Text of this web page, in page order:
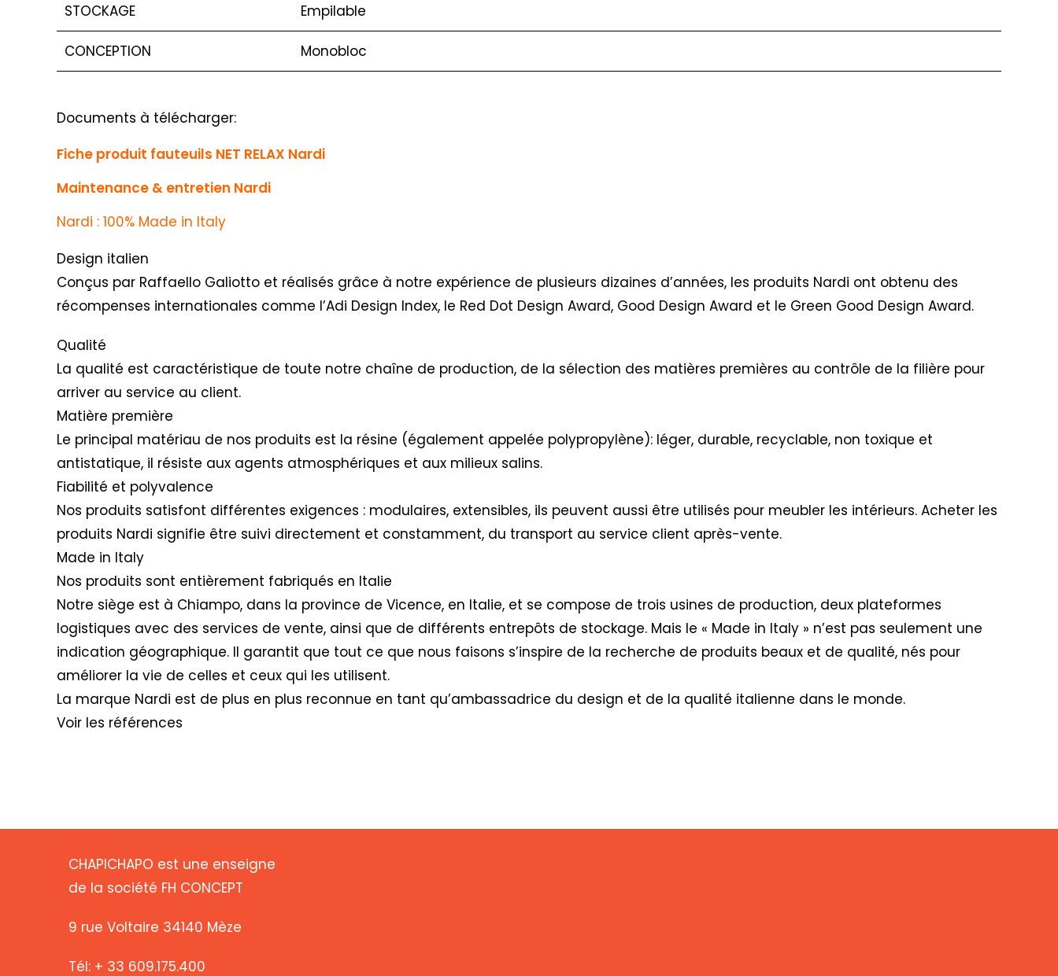
STOCKAGE Empilable
CONCEPTION Monobloc
Documents à télécharger:
Fiche produit fauteuils NET RELAX Nardi
Maintenance & entretien Nardi
Nardi : 100% Made in Italy
Design italien
Conçus par Raffaello Galiotto et réalisés grâce à notre expérience de plusieurs dizaines d’années, les produits Nardi ont obtenu des
récompenses internationales comme l’Adi Design Index, le Red Dot Design Award, Good Design Award et le Green Good Design Award.
Qualité
La qualité est caractéristique de toute notre chaîne de production, de la sélection des matières premières au contrôle de la filière pour
arriver au service au client.
Matière première
Le principal matériau de nos produits est la résine (également appelée polypropylène): léger, durable, recyclable, non toxique et
antistatique, il résiste aux agents atmosphériques et aux milieux salins.
Fiabilité et polyvalence
Nos produits satisfont différentes exigences : modulaires, extensibles, ils peuvent aussi être utilisés pour meubler les intérieurs. Acheter les
produits Nardi signifie être suivi directement et constamment, du transport au service client après-vente.
Made in Italy
Nos produits sont entièrement fabriqués en Italie
Notre siège est à Chiampo, dans la province de Vicence, en Italie, et se compose de trois usines de production, deux plateformes
logistiques avec des services de vente, ainsi que de différents entrepôts de stockage. Mais le « Made in Italy » n’est pas seulement une
indication géographique. Il garantit que tout ce que nous faisons s’inspire de la recherche de produits beaux et de qualité, nés pour
améliorer la vie de celles et ceux qui les utilisent.
La marque Nardi est de plus en plus reconnue en tant qu’ambassadrice du design et de la qualité italienne dans le monde.
Voir les références
CHAPICHAPO est une enseigne
de la société FH CONCEPT
9 rue Voltaire 34140 Mèze
Tél: + 33 609.175.400